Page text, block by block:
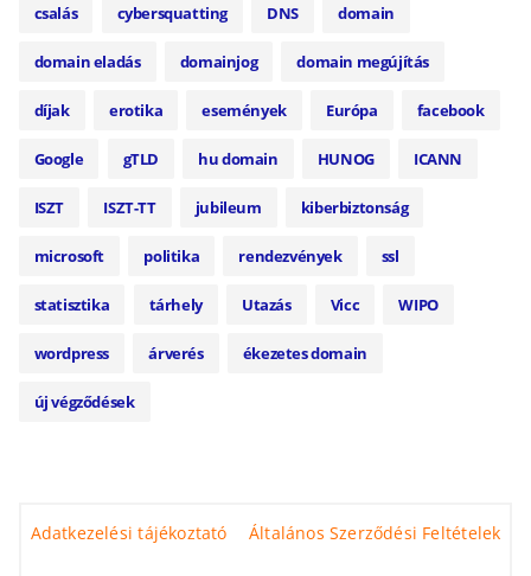
csalás cybersquatting DNS domain
domain eladás domainjog domain megújítás
díjak erotika események Európa facebook
Google gTLD hu domain HUNOG ICANN
ISZT ISZT-TT jubileum kiberbiztonság
microsoft politika rendezvények ssl
statisztika tárhely Utazás Vicc WIPO
wordpress árverés ékezetes domain
új végződések
Adatkezelési tájékoztató Általános Szerződési Feltételek